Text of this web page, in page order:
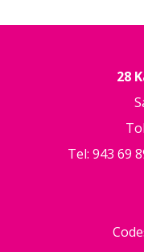
28
Tel: 943 69